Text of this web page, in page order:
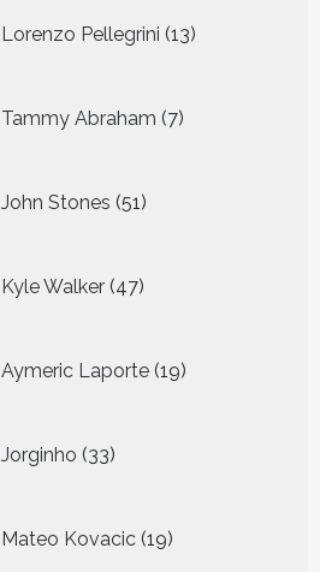
Lorenzo Pellegrini 13
producten
Tammy Abraham 7
producten
John Stones 51
producten
Kyle Walker 47
producten
Aymeric Laporte 19
producten
Jorginho 33
producten
Mateo Kovacic 19
producten